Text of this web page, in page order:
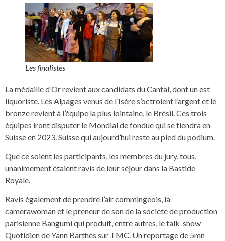
Les finalistes
La médaille d’Or revient aux candidats du Cantal, dont un est
liquoriste. Les Alpages venus de l’Isère s’octroient l’argent et le
bronze revient à l’équipe la plus lointaine, le Brésil. Ces trois
équipes iront disputer le Mondial de fondue qui se tiendra en
Suisse en 2023. Suisse qui aujourd’hui reste au pied du podium.
Que ce soient les participants, les membres du jury, tous,
unanimement étaient ravis de leur séjour dans la Bastide
Royale.
Ravis également de prendre l’air commingeois, la
camerawoman et le preneur de son de la société de production
parisienne Bangumi qui produit, entre autres, le talk-show
Quotidien de Yann Barthès sur TMC. Un reportage de 5mn